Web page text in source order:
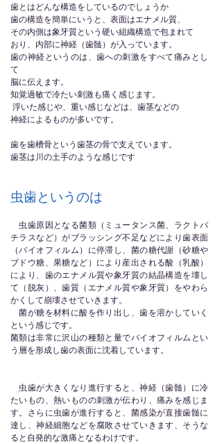
歯とはどんな構造をしているのでしょうか
歯の構造を簡単にいうと、表面はエナメル質、
その内側は象牙質という硬い組織構造で包まれて
おり、内部に神経（歯髄）が入っています。
歯の神経というのは、歯への刺激をすべて痛みとし
て
脳に伝えます。
​知覚過敏で冷たい刺激も痛く感じます。
浮いた感じや、重い感じなどは、歯茎などの
神経によるものが多いです。
歯を歯槽骨という歯茎の骨で支えています。
歯茎は川の土手のような感じです
虫歯というのは
虫歯原因となる菌類（ミュータンス菌、ラクトバ
チラスなど）がブラッシング不足などにより歯表面
（バイオフィルム）に停滞し、菌の糖代謝（砂糖や
ブドウ糖、果糖など）により産出される酸（乳酸）
により、歯のエナメル質や象牙質の結晶構造を壊し
て（脱灰）、歯質（エナメル質や象牙質）をやわら
かくして崩壊させていきます。
菌が糖を材料に酸を作り出し、歯を溶かしていく
という感じです。
菌類は非常に沢山の種類と量でバイオフィルムとい
う層を形成し歯の表面に沈着しています。
虫歯が大きくなり進行すると、神経（歯髄）に冷
たいもの、熱いものの刺激が伝わり、痛みを感じま
す。さらに虫歯が進行すると、菌感染が直接歯髄に
達し、神経細胞などを腐敗させていきます、そうな
ると自発的な激痛となるわけです。